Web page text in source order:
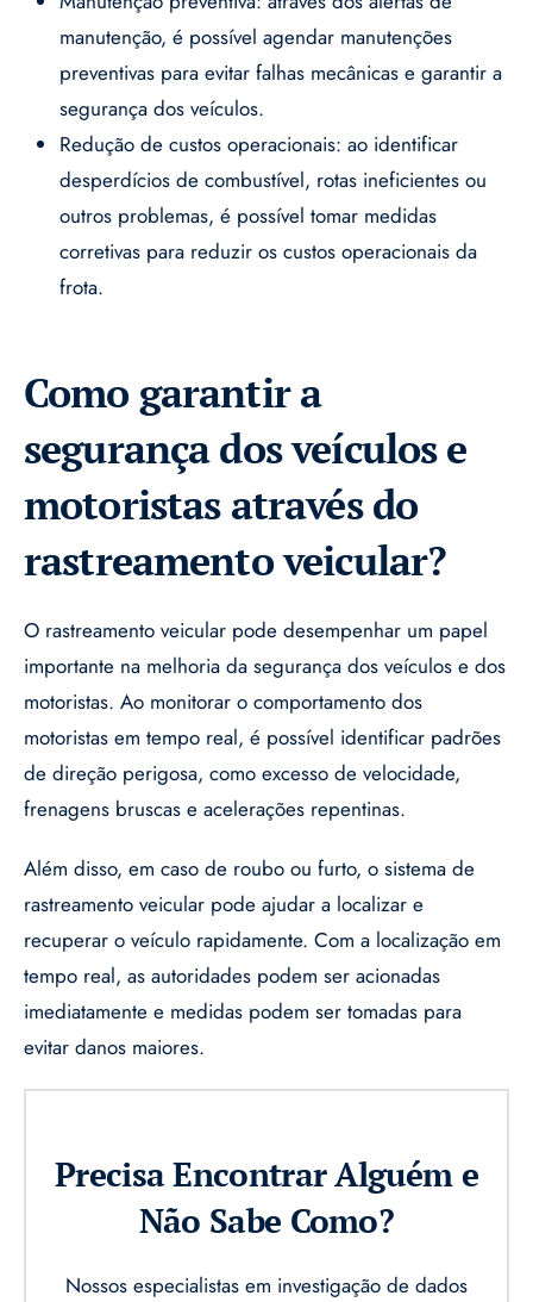
manutenção, é possível agendar manutenções
preventivas para evitar falhas mecânicas e garantir a
segurança dos veículos.
Redução de custos operacionais: ao identificar
desperdícios de combustível, rotas ineficientes ou
outros problemas, é possível tomar medidas
corretivas para reduzir os custos operacionais da
frota.
Como garantir a
segurança dos veículos e
motoristas através do
rastreamento veicular?
O rastreamento veicular pode desempenhar um papel
importante na melhoria da segurança dos veículos e dos
motoristas. Ao monitorar o comportamento dos
motoristas em tempo real, é possível identificar padrões
de direção perigosa, como excesso de velocidade,
frenagens bruscas e acelerações repentinas.
Além disso, em caso de roubo ou furto, o sistema de
rastreamento veicular pode ajudar a localizar e
recuperar o veículo rapidamente. Com a localização em
tempo real, as autoridades podem ser acionadas
imediatamente e medidas podem ser tomadas para
evitar danos maiores.
Precisa Encontrar Alguém e
Não Sabe Como?
Nossos especialistas em investigação de dados